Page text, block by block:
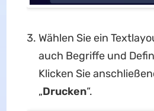
Wählen Sie ein
auch Begriffe und
Klicken Sie
„Drucken“.